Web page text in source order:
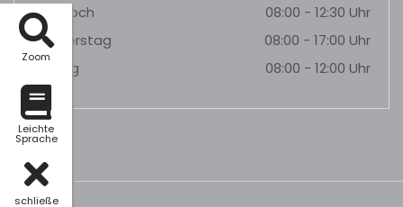
Zoom
Leichte
Sprache
schließe
Mittwoch
08:00 - 12:30 Uhr
Donnerstag
08:00 - 17:00 Uhr
Freitag
08:00 - 12:00 Uhr